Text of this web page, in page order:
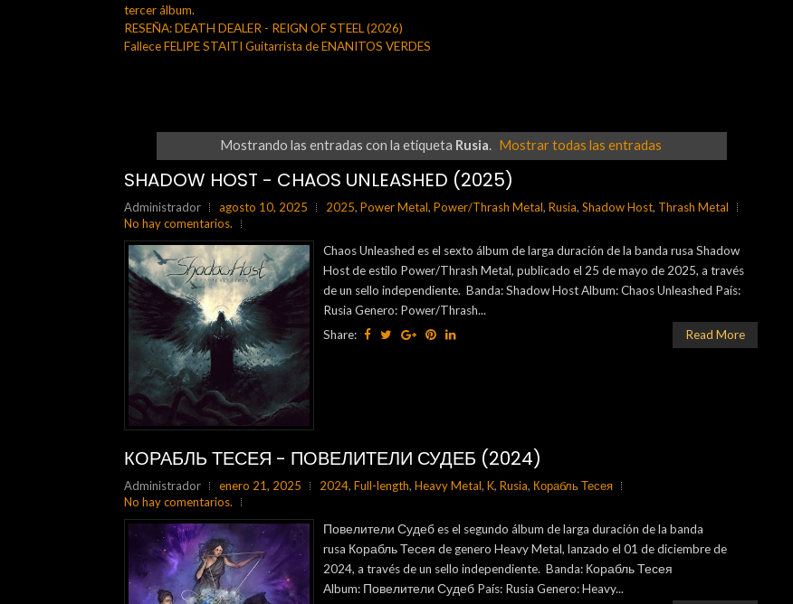
tercer álbum.
RESEÑA: DEATH DEALER - REIGN OF STEEL (2026)
Fallece FELIPE STAITI Guitarrista de ENANITOS VERDES
Mostrando las entradas con la etiqueta Rusia. Mostrar todas las entradas
SHADOW HOST - CHAOS UNLEASHED (2025)
Administrador agosto 10, 2025 2025, Power Metal, Power/Thrash Metal, Rusia, Shadow Host, Thrash Metal
No hay comentarios.
Chaos Unleashed es el sexto álbum de larga duración de la banda rusa Shadow
Host de estilo Power/Thrash Metal, publicado el 25 de mayo de 2025, a través
de un sello independiente. Banda: Shadow Host Album: Chaos Unleashed País:
Rusia Genero: Power/Thrash...
Share:
Read More
КОРАБЛЬ ТЕСЕЯ - ПОВЕЛИТЕЛИ СУДЕБ (2024)
Administrador enero 21, 2025 2024, Full-length, Heavy Metal, K, Rusia, Корабль Тесея
No hay comentarios.
Повелители Судеб es el segundo álbum de larga duración de la banda
rusa Корабль Тесея de genero Heavy Metal, lanzado el 01 de diciembre de
2024, a través de un sello independiente. Banda: Корабль Тесея
Album: Повелители Судеб País: Rusia Genero: Heavy...